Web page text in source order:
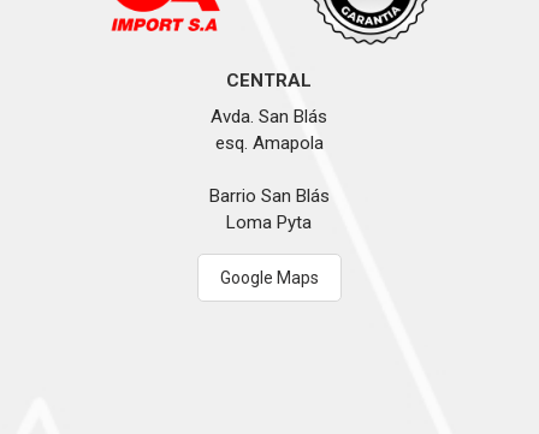
CENTRAL
Avda. San Blás
esq. Amapola
Barrio San Blás
Loma Pyta
Google Maps